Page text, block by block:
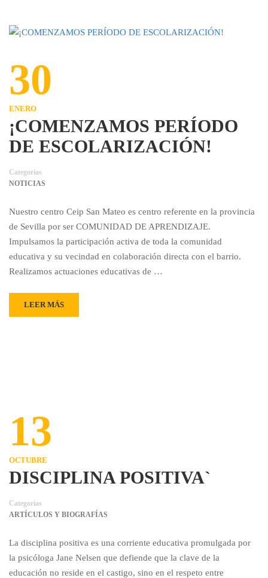
30
ENERO
¡COMENZAMOS PERÍODO
DE ESCOLARIZACIÓN!
Categorías
NOTICIAS
Nuestro centro Ceip San Mateo es centro referente en la provincia
de Sevilla por ser COMUNIDAD DE APRENDIZAJE.
Impulsamos la participación activa de toda la comunidad
educativa y su vecindad en colaboración directa con el barrio.
Realizamos actuaciones educativas de …
LEER MÁS
13
OCTUBRE
DISCIPLINA POSITIVA`
Categorías
ARTÍCULOS Y BIOGRAFÍAS
La disciplina positiva es una corriente educativa promulgada por
la psicóloga Jane Nelsen que defiende que la clave de la
educación no reside en el castigo, sino en el respeto entre